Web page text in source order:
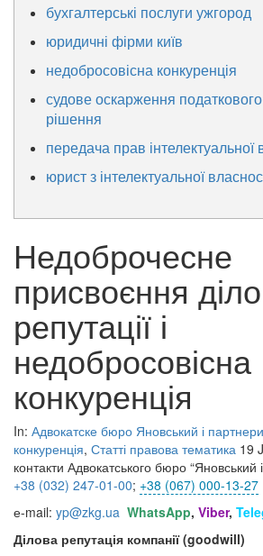
бухгалтерські послуги ужгород
юридичні фірми київ
недобросовісна конкуренція
судове оскарження
рішення
передача прав інтелектуальної
юрист з інтелектуальної
Недоброчесне
присвоєння
репутації і
недобросовісна
конкуренція
In: Адвокатске бюро Яновський і партнери
конкуренція, Статті правова тематика 19
контакти Адвокатського бюро “Яновський
+38 (032) 247-01-00; +38 (067) 000-13-27
е-mail: yp@zkg.ua WhatsApp, Viber,
Ділова репутація компанії (goodwill)